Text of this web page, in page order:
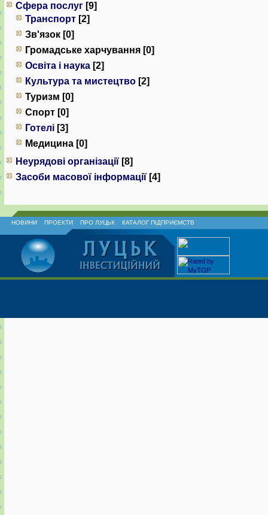
Сфера послуг [9]
Транспорт [2]
Зв'язок [0]
Громадське харчування [0]
Освіта і наука [2]
Культура та мистецтво [2]
Туризм [0]
Спорт [0]
Готелі [3]
Медицина [0]
Неурядові організації [8]
Засоби масової інформації [4]
НОВИНИ ПРОЕКТИ ПРО ЛУЦЬК КАТАЛОГ ПІДПРИЄМСТВ